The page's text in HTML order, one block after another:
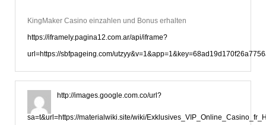
KingMaker Casino einzahlen und Bonus erhalten
https://iframely.pagina12.com.ar/api/iframe?
url=https://sbfpageing.com/
http://images.google.com.co/url?
sa=t&url=https://materialwiki.site/wiki/